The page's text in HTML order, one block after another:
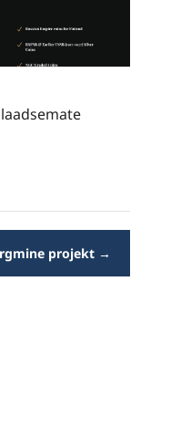
projekt →